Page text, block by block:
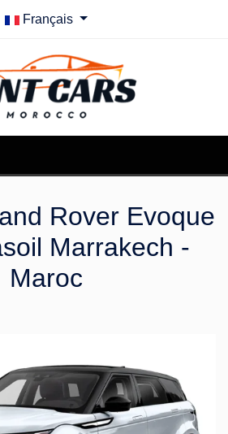
Français
Rover Evoque
Marrakech -
Maroc